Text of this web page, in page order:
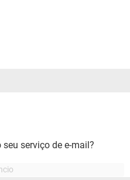
serviço de e-mail?